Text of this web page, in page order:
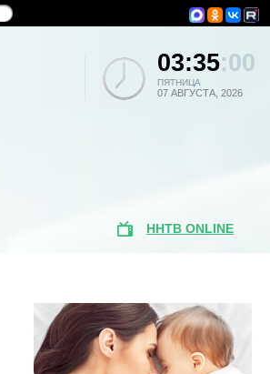
03:35:00
ПЯТНИЦА
07 АВГУСТА, 2026
ННТВ ONLINE